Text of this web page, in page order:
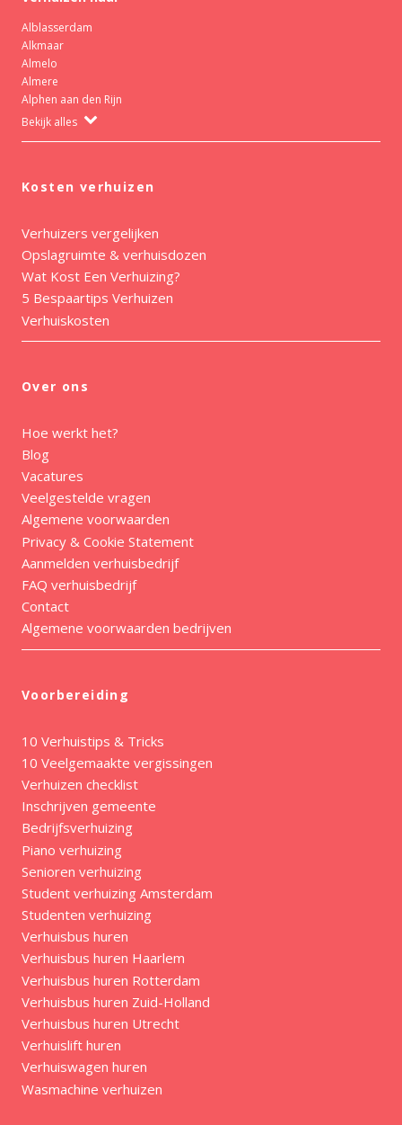
Alblasserdam
Alkmaar
Almelo
Almere
Alphen aan den Rijn
Bekijk alles
Kosten verhuizen
Verhuizers vergelijken
Opslagruimte & verhuisdozen
Wat Kost Een Verhuizing?
5 Bespaartips Verhuizen
Verhuiskosten
Over ons
Hoe werkt het?
Blog
Vacatures
Veelgestelde vragen
Algemene voorwaarden
Privacy & Cookie Statement
Aanmelden verhuisbedrijf
FAQ verhuisbedrijf
Contact
Algemene voorwaarden bedrijven
Voorbereiding
10 Verhuistips & Tricks
10 Veelgemaakte vergissingen
Verhuizen checklist
Inschrijven gemeente
Bedrijfsverhuizing
Piano verhuizing
Senioren verhuizing
Student verhuizing Amsterdam
Studenten verhuizing
Verhuisbus huren
Verhuisbus huren Haarlem
Verhuisbus huren Rotterdam
Verhuisbus huren Zuid-Holland
Verhuisbus huren Utrecht
Verhuislift huren
Verhuiswagen huren
Wasmachine verhuizen